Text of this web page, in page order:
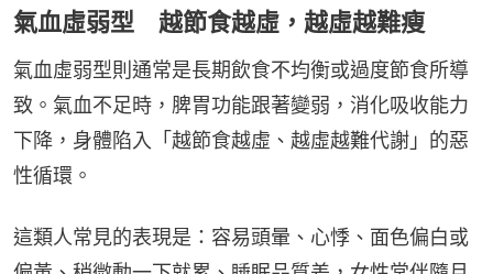
氣血虛弱型 越節食越虛，越虛越難瘦
氣血虛弱型則通常是長期飲食不均衡或過度節食所導
致。氣血不足時，脾胃功能跟著變弱，消化吸收能力
下降，身體陷入「越節食越虛、越虛越難代謝」的惡
性循環。
這類人常見的表現是：容易頭暈、心悸、面色偏白或